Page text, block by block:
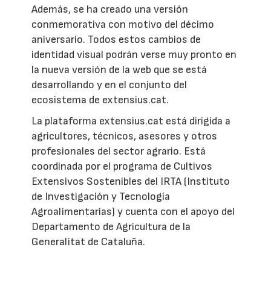
Además, se ha creado una versión
conmemorativa con motivo del décimo
aniversario. Todos estos cambios de
identidad visual podrán verse muy pronto en
la nueva versión de la web que se está
desarrollando y en el conjunto del
ecosistema de extensius.cat.
La plataforma extensius.cat está dirigida a
agricultores, técnicos, asesores y otros
profesionales del sector agrario. Está
coordinada por el programa de Cultivos
Extensivos Sostenibles del IRTA (Instituto
de Investigación y Tecnología
Agroalimentarias) y cuenta con el apoyo del
Departamento de Agricultura de la
Generalitat de Cataluña.